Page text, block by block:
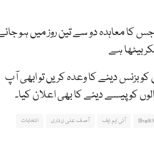
کو 5 ارب روپے دے دیے ہیں جس کا معاہدہ دو سے تین روز میں ہو
بزنس دینے کا وعدہ کریں تو ابھی آپ
کو پیسے دینے کا بھی اعلان کیا۔
آئی ایم ایف آصف علی زرداری
انتخابات